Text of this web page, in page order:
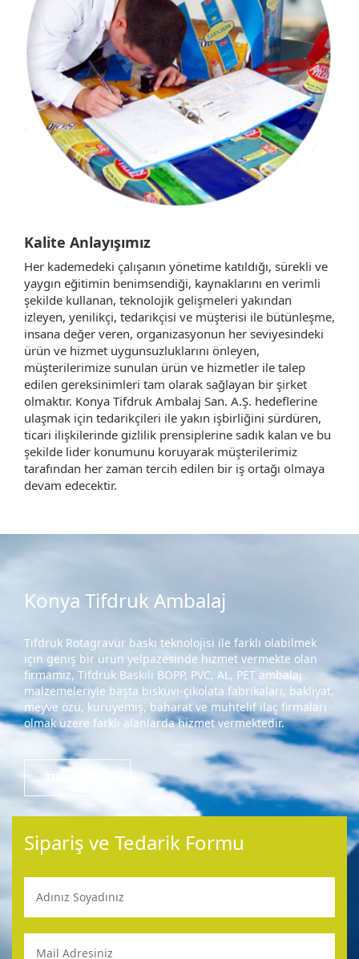
Kalite Anlayışımız
Her kademedeki çalışanın yönetime katıldığı, sürekli ve
yaygın eğitimin benimsendiği, kaynaklarını en verimli
şekilde kullanan, teknolojik gelişmeleri yakından
izleyen, yenilikçi, tedarikçisi ve müşterisi ile bütünleşme,
insana değer veren, organizasyonun her seviyesindeki
ürün ve hizmet uygunsuzluklarını önleyen,
müşterilerimize sunulan ürün ve hizmetler ile talep
edilen gereksinimleri tam olarak sağlayan bir şirket
olmaktır. Konya Tifdruk Ambalaj San. A.Ş. hedeflerine
ulaşmak için tedarikçileri ile yakın işbirliğini sürdüren,
ticari ilişkilerinde gizlilik prensiplerine sadık kalan ve bu
şekilde lider konumunu koruyarak müşterilerimiz
tarafından her zaman tercih edilen bir iş ortağı olmaya
devam edecektir.
Konya Tifdruk Ambalaj
Tifdruk Rotagravür baskı teknolojisi ile farklı olabilmek
için geniş bir ürün yelpazesinde hizmet vermekte olan
firmamız, Tifdruk Baskılı BOPP, PVC, AL, PET ambalaj
malzemeleriyle başta bisküvi-çikolata fabrikaları, bakliyat,
meyve özü, kuruyemiş, baharat ve muhtelif ilaç firmaları
olmak üzere farklı alanlarda hizmet vermektedir.
TIKLA! ARA!
Sipariş ve Tedarik Formu